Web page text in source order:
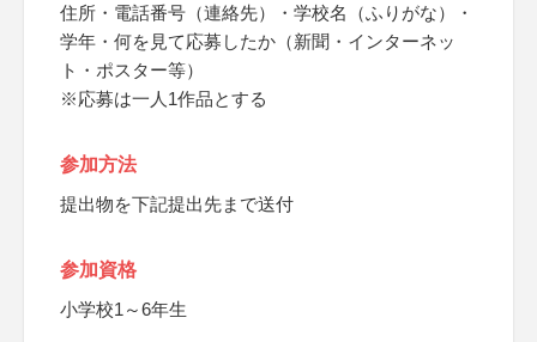
住所・電話番号（連絡先）・学校名（ふりがな）・
学年・何を見て応募したか（新聞・インターネッ
ト・ポスター等）
※応募は一人1作品とする
参加方法
提出物を下記提出先まで送付
参加資格
小学校1～6年生